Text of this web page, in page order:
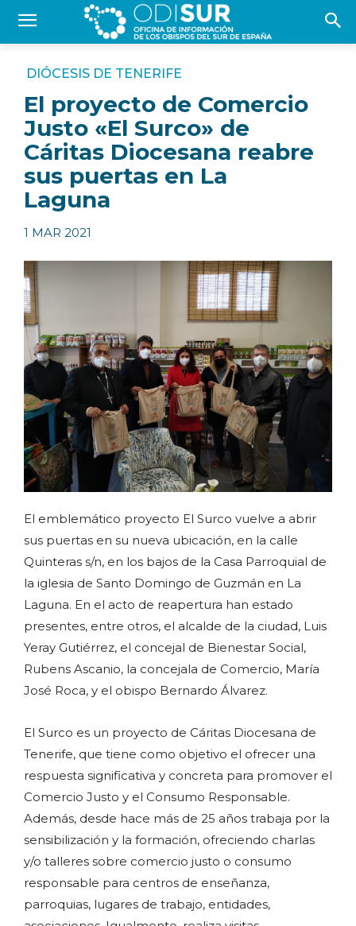
DIÓCESIS DE TENERIFE
El proyecto de Comercio
Justo «El Surco» de
Cáritas Diocesana reabre
sus puertas en La
Laguna
1 MAR 2021
El emblemático proyecto El Surco vuelve a abrir
sus puertas en su nueva ubicación, en la calle
Quinteras s/n, en los bajos de la Casa Parroquial de
la iglesia de Santo Domingo de Guzmán en La
Laguna. En el acto de reapertura han estado
presentes, entre otros, el alcalde de la ciudad, Luis
Yeray Gutiérrez, el concejal de Bienestar Social,
Rubens Ascanio, la concejala de Comercio, María
José Roca, y el obispo Bernardo Álvarez.
El Surco es un proyecto de Cáritas Diocesana de
Tenerife, que tiene como objetivo el ofrecer una
respuesta significativa y concreta para promover el
Comercio Justo y el Consumo Responsable.
Además, desde hace más de 25 años trabaja por la
sensibilización y la formación, ofreciendo charlas
y/o talleres sobre comercio justo o consumo
responsable para centros de enseñanza,
parroquias, lugares de trabajo, entidades,